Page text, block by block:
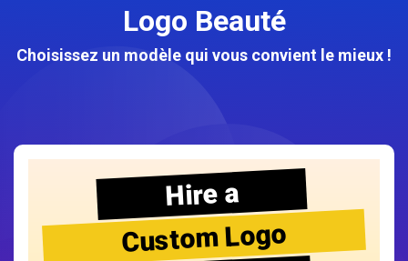
Logo Beauté
Choisissez un modèle qui vous convient le mieux !
Hire a
Custom Logo